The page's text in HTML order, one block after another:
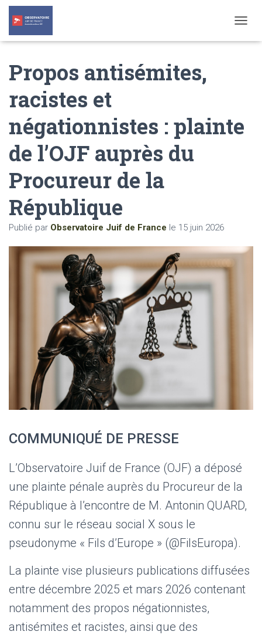
O
I
Propos antisémites,
racistes et
négationnistes : plainte
de l’OJF auprès du
Procureur de la
République
Publié par Observatoire Juif de France le 15 juin 2026
COMMUNIQUÉ DE PRESSE
L’Observatoire Juif de France (OJF) a déposé
une plainte pénale auprès du Procureur de la
République à l’encontre de M. Antonin QUARD,
connu sur le réseau social X sous le
pseudonyme « Fils d’Europe » (@FilsEuropa).
La plainte vise plusieurs publications diffusées
entre décembre 2025 et mars 2026 contenant
notamment des propos négationnistes,
antisémites et racistes, ainsi que des